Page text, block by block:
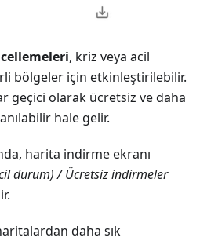
, kriz veya acil
bölgeler için etkinleştirilebilir.
geçici olarak ücretsiz ve daha
hale gelir.
harita indirme ekranı
durum) / Ücretsiz indirmeler
daha sık